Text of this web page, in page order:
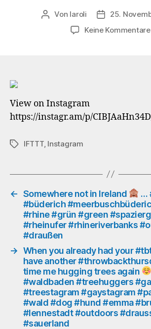
Beitragsautor
Von laroli
25.
Keine Kommentare
View on Instagram
https://instagr.am/p/
Schlagwörter
IFTTT, Instagram
← Somewhere not in Ireland
…
#büderich
#rhine #grün #green
#rheinufer #rhineriverbanks
#draußen
→ When you already had your
have another
time me hugging trees again
#waldbaden #treehuggers
#treestagram #gaystagram
#wald #dog #hund #emma
#lennestadt #outdoors
#sauerland